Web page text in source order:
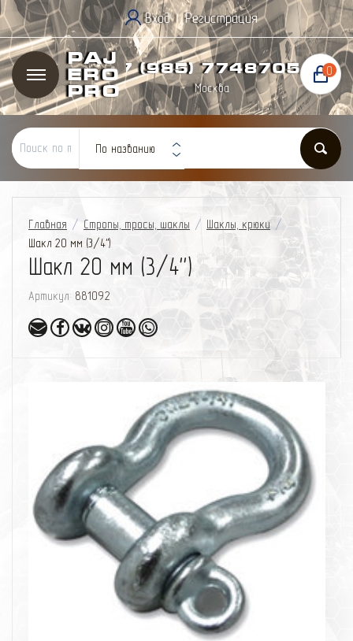
Вход | Регистрация
Paj
ero
Pro
+7 (985) 7748705
Москва
0
По названию
Главная / Стропы, тросы, шаклы / Шаклы, крюки /
Шакл 20 мм (3/4'')
Шакл 20 мм (3/4'')
Артикул: 881092